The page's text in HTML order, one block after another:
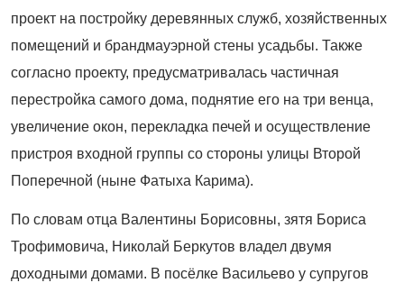
проект на постройку деревянных служб, хозяйственных
помещений и бранд­мауэрной стены усадьбы. Также
согласно проекту, преду­сматривалась частичная
перестройка самого дома, поднятие его на три венца,
увеличение окон, перекладка печей и осуществление
пристроя входной группы со стороны улицы Второй
Поперечной (ныне Фатыха Карима).
По словам отца Валентины Борисовны, зятя Бориса
Трофимовича, Николай Беркутов владел двумя
доходными домами. В посёлке Васильево у супругов